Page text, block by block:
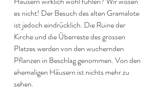
es nicht! Der Besuch des alten Gramalote
ist jedoch eindrücklich. Die Ruine der
Kirche und die Überreste des grossen
Platzes werden von den wuchernden
Pflanzen in Beschlag genommen. Von den
ehemaligen Häusern ist nichts mehr zu
sehen.